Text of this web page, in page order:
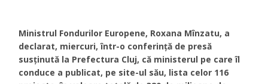
Ministrul Fondurilor Europene, Roxana Mînzatu, a
declarat, miercuri, într-o conferinţă de presă
susţinută la Prefectura Cluj, că ministerul pe care îl
conduce a publicat, pe site-ul său, lista celor 116